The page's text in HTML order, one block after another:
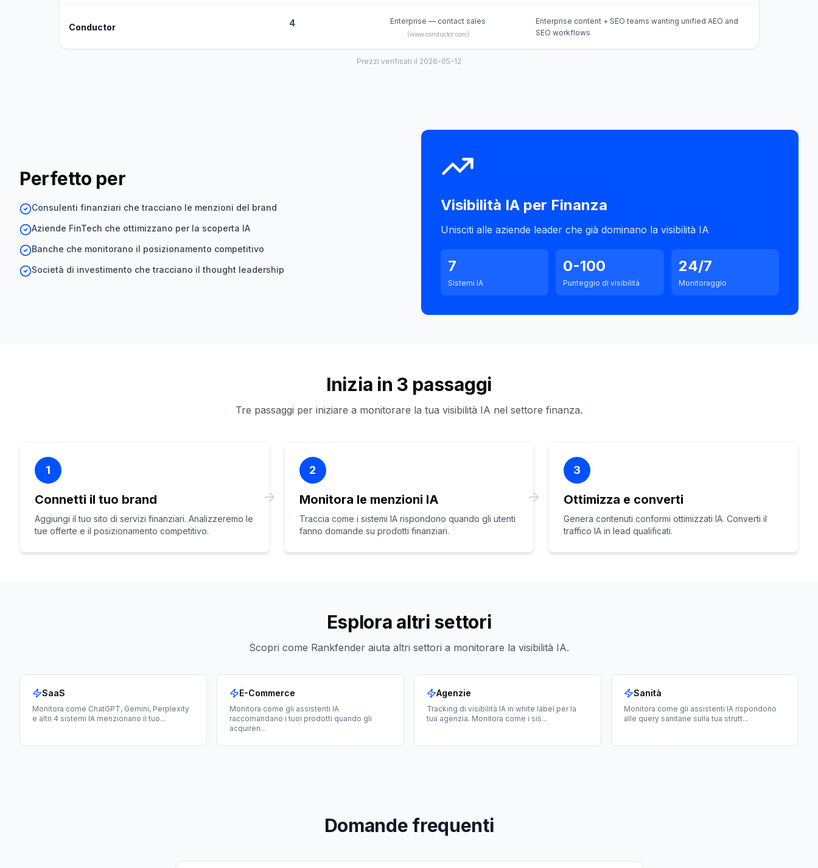
Conductor 4 Enterprise — contact sales
(www.conductor.com)
Enterprise content + SEO teams wanting unified AEO and
SEO workflows
Prezzi verificati il 2026-05-12
Perfetto per
Consulenti finanziari che tracciano le menzioni del brand
Aziende FinTech che ottimizzano per la scoperta IA
Banche che monitorano il posizionamento competitivo
Società di investimento che tracciano il thought leadership
Visibilità IA per Finanza
Unisciti alle aziende leader che già dominano la visibilità IA
7
Sistemi IA
0-100
Punteggio di visibilità
24/7
Monitoraggio
Inizia in 3 passaggi
Tre passaggi per iniziare a monitorare la tua visibilità IA nel settore finanza.
1
Connetti il tuo brand
Aggiungi il tuo sito di servizi finanziari. Analizzeremo le
tue offerte e il posizionamento competitivo.
2
Monitora le menzioni IA
Traccia come i sistemi IA rispondono quando gli utenti
fanno domande su prodotti finanziari.
3
Ottimizza e converti
Genera contenuti conformi ottimizzati IA. Converti il
traffico IA in lead qualificati.
Esplora altri settori
Scopri come Rankfender aiuta altri settori a monitorare la visibilità IA.
SaaS
Monitora come ChatGPT, Gemini, Perplexity
e altri 4 sistemi IA menzionano il tuo...
E-Commerce
Monitora come gli assistenti IA
raccomandano i tuoi prodotti quando gli
acquiren...
Agenzie
Tracking di visibilità IA in white label per la
tua agenzia. Monitora come i sis...
Sanità
Monitora come gli assistenti IA rispondono
alle query sanitarie sulla tua strutt...
Domande frequenti